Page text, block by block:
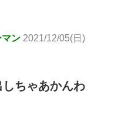
ン 2021/12/05(日)
ちゃあかんわ